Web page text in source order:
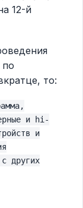
12-й
по
то:
и hi-
и
других